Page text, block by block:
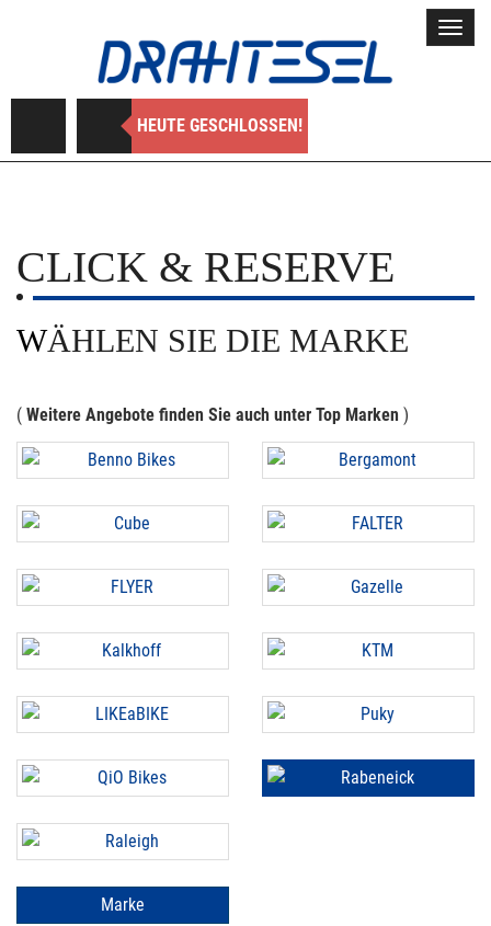
HEUTE GESCHLOSSEN!
CLICK & RESERVE
WÄHLEN SIE DIE MARKE
( Weitere Angebote finden Sie auch unter Top Marken )
Marke